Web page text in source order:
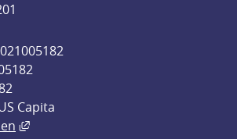
Capita
Länk till annan webbplats, öppnas